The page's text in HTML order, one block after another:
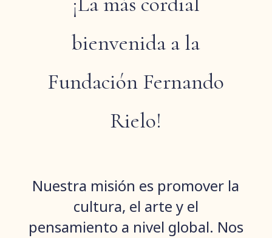
bienvenida a la
Fundación Fernando
Rielo!
Nuestra misión es promover la
cultura, el arte y el
pensamiento a nivel global. Nos